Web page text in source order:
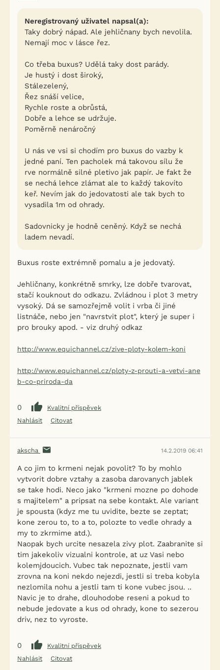
Neregistrovaný uživatel napsal(a):
Taky dobrý nápad. Ale jehličnany bych nevolila.
Nemají moc v lásce řez.
Co třeba buxus? Udělá taky dost parády.
Je hustý i dost široký,
Stálezelený,
Řez snáší velice,
Rychle roste a obrůstá,
Dobře a lehce se udržuje.
Poměrně nenáročný
U nás ve vsi si chodím pro buxus do vazby k
jedné paní. Ten pacholek má takovou sílu že
rve normálně silné pletivo jak papír. Je fakt že
se nechá lehce zlámat ale to každý takovíto
keř. Nevím jak do jedovatosti ale tak bych to
vysadila 1m od ohrady.
Sadovnicky je hodně ceněný. Když se nechá
ladem nevadí.
Buxus roste extrémně pomalu a je jedovatý.
Jehličnany, konkrétně smrky, lze dobře tvarovat,
stačí kouknout do odkazu. Zvládnou i plot 3 metry
vysoký. Dá se samozřejmě volit i vrba či jiné
listnáče, nebo jen "navrstvit plot", který je super i
pro brouky apod. - viz druhý odkaz
http://www.equichannel.cz/zive-ploty-kolem-koni
http://www.equichannel.cz/ploty-z-prouti-a-vetvi-ane
b-co-priroda-da
0
Kvalitní příspěvek
Nahlásit
Citovat
akscha 14.2.2019 06:41
A co jim to krmeni nejak povolit? To by mohlo
vytvorit dobre vztahy a zasoba darovanych jablek
se take hodi. Neco jako "krmeni mozne po dohode
s majitelem" a pripsat na sebe kontakt. Ale variant
je spousta (kdyz me tu uvidite, bezte se zeptat;
kone zerou to, to a to, polozte to vedle ohrady a
my to zkrmime atd.).
Naopak bych urcite nesazela zivy plot. Zaabranite si
tim jakekoliv vizualni kontrole, at uz Vasi nebo
kolemjdoucich. Vubec tak nepoznate, jestli vam
zrovna na koni nekdo nejezdi, jestli si treba kobyla
nezlomila nohu a jestli tam ti kone vubec jsou. ..
Navic je to drahe, dlouhodobe reseni a pokud to
nebude jedovate a kus od ohrady, kone to sezerou
driv, nez to vyroste.
0
Kvalitní příspěvek
Nahlásit
Citovat